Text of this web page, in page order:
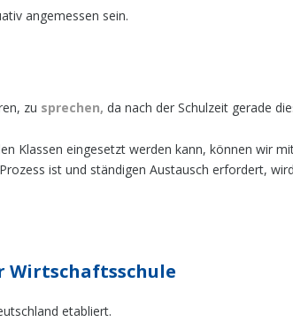
angemessen sein.
zu sprechen, da nach der Schulzeit gerade
Klassen eingesetzt werden kann, können wir
ist und ständigen Austausch erfordert,
Wirtschaftsschule
etabliert.